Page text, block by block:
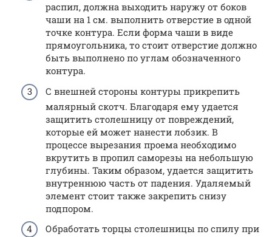
распил, должна выходить наружу от боков
чаши на 1 см. выполнить отверстие в одной
точке контура. Если форма чаши в виде
прямоугольника, то стоит отверстие должно
быть выполнено по углам обозначенного
контура.
С внешней стороны контуры прикрепить
малярный скотч. Благодаря ему удается
защитить столешницу от повреждений,
которые ей может нанести лобзик. В
процессе вырезания проема необходимо
вкрутить в пропил саморезы на небольшую
глубины. Таким образом, удается защитить
внутреннюю часть от падения. Удаляемый
элемент стоит также закрепить снизу
подпором.
Обработать торцы столешницы по спилу при